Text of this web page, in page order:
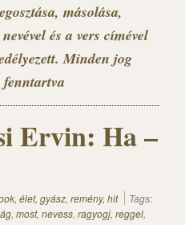
másolása,
és a vers címével
Minden jog
fenntartva
Ervin: Ha –
élet, gyász, remény, hit
Tags:
, most, nevess, ragyogj, reggel,